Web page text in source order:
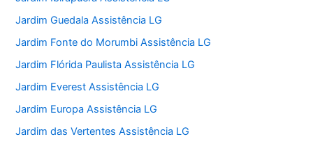
Jardim Guedala Assistência LG
Jardim Fonte do Morumbi Assistência LG
Jardim Flórida Paulista Assistência LG
Jardim Everest Assistência LG
Jardim Europa Assistência LG
Jardim das Vertentes Assistência LG